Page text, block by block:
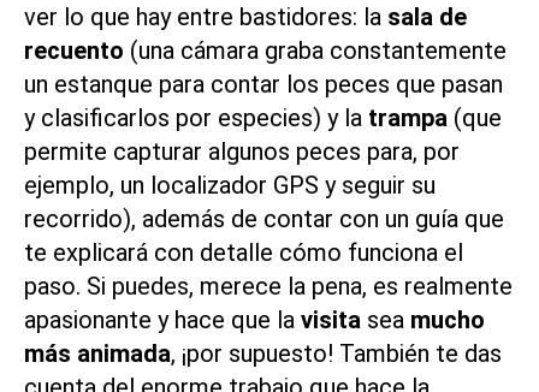
ver lo que hay entre bastidores: la sala de
recuento (una cámara graba constantemente
un estanque para contar los peces que pasan
y clasificarlos por especies) y la trampa (que
permite capturar algunos peces para, por
ejemplo, un localizador GPS y seguir su
recorrido), además de contar con un guía que
te explicará con detalle cómo funciona el
paso. Si puedes, merece la pena, es realmente
apasionante y hace que la visita sea mucho
más animada, ¡por supuesto! También te das